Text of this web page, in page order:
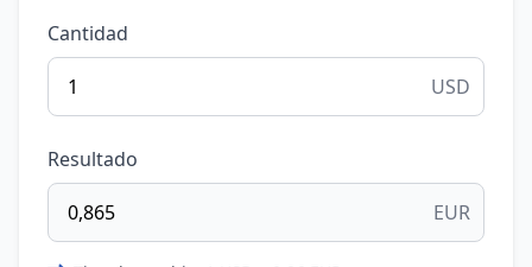
Cantidad
USD
Resultado
EUR